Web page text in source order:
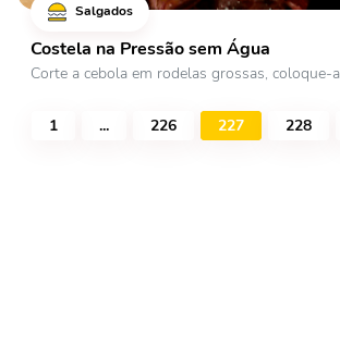
Salgados
Costela na Pressão sem Água
Corte a cebola em rodelas grossas, coloque-
1 ... 226 227 228